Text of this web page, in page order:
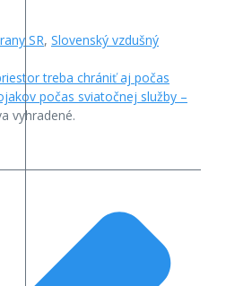
SR, Slovenský vzdušný
treba chrániť aj počas
počas sviatočnej služby –
vyhradené.